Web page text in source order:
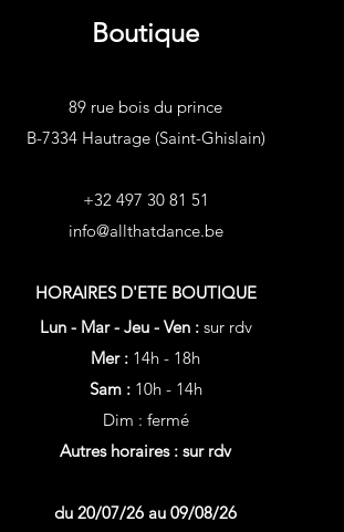
Boutique
89 rue bois du prince
B-7334 Hautrage (Saint-Ghislain)
+32 497 30 81 51
info@allthatdance.be
HORAIRES D'ETE BOUTIQUE
Lun - Mar - Jeu - Ven : sur rdv
Mer : 14h - 18h
Sam : 10h - 14h
Dim : fermé
Autres horaires : sur rdv
du 20/07/26 au 09/08/26